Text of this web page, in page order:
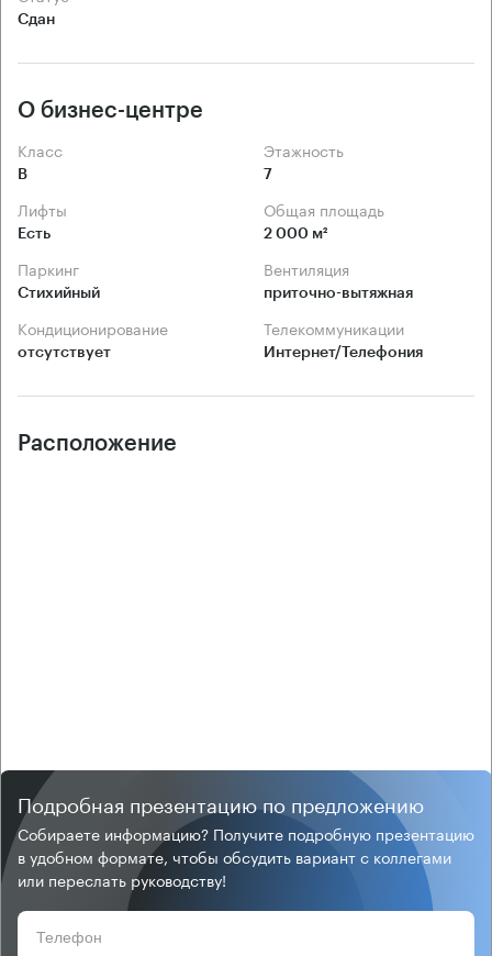
Сдан
О бизнес-центре
Класс
B
Этажность
7
Лифты
Есть
Общая площадь
2 000 м²
Паркинг
Стихийный
Вентиляция
приточно-вытяжная
Кондиционирование
отсутствует
Телекоммуникации
Интернет/Телефония
Расположение
Подробная презентацию по предложению
Собираете информацию? Получите подробную презентацию
в удобном формате, чтобы обсудить вариант с коллегами
или переслать руководству!